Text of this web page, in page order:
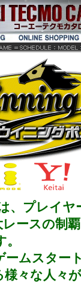
、プレイ
ースの制
ムスター
々な人々